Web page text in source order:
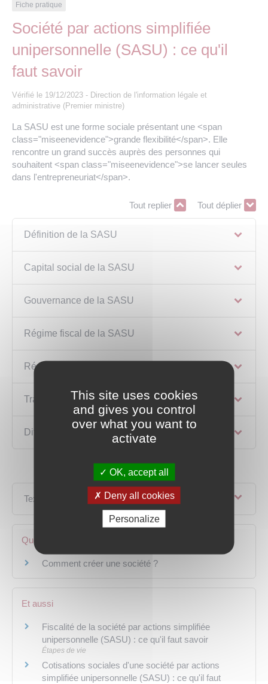
Eau et assainissement
Numérique
Annuaire de contacts
Les offres d’emploi de la communauté de
Nos publications
Fiche pratique
Société par actions simplifiée
unipersonnelle (SASU) : ce qu'il
faut savoir
Vérifié le 19/12/2023 - Direction de l'information légale et
administrative (Premier ministre)
La SASU est une forme sociale présentant une <span
class="miseenevidence">grande flexibilité</span>. Elle
rencontre un grand succès auprès des personnes qui
souhaitent <span class="miseenevidence">se lancer seules
dans l'entrepreneuriat</span>.
Tout replier Tout déplier
Définition de la SASU
Capital social de la SASU
Gouvernance de la SASU
Régime fiscal de la SASU
Régime social du dirigeant de SASU
Transmission de la SASU
Différences entre SASU et EURL (tableau)
Textes de référence
Questions ? Réponses !
Comment créer une société ?
Et aussi
Fiscalité de la société par actions simplifiée
unipersonnelle (SASU) : ce qu'il faut savoir
Étapes de vie
Cotisations sociales d'une société par actions
simplifiée unipersonnelle (SASU) : ce qu'il faut
This site uses cookies
and gives you control
over what you want to
activate
OK, accept all
Deny all cookies
Personalize